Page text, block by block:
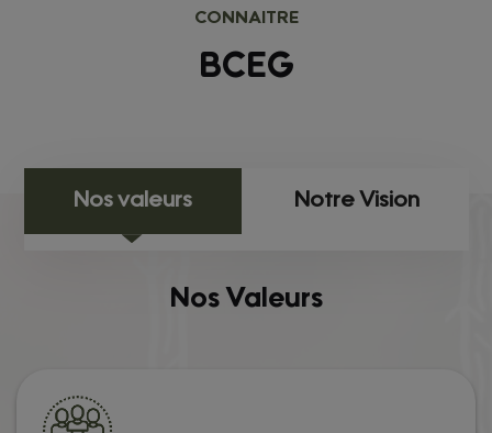
CONNAITRE
BCEG
Nos valeurs Notre Vision
Nos Valeurs